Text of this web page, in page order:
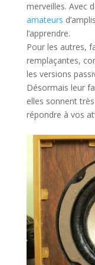
merveilles. Avec
amateurs
l’apprendre.
Pour les autres,
remplaçantes,
les versions
Désormais leur
elles sonnent
répondre à vos